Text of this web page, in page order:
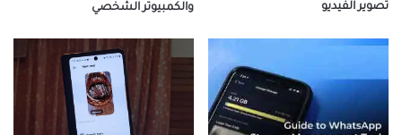
تصوير الفيديو
والكمبيوتر الشخصي